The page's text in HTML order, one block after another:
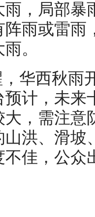
雨，局部暴
雨或雷雨
。
华西秋雨
预计，未来
大，需注意
山洪、滑
不佳，公众